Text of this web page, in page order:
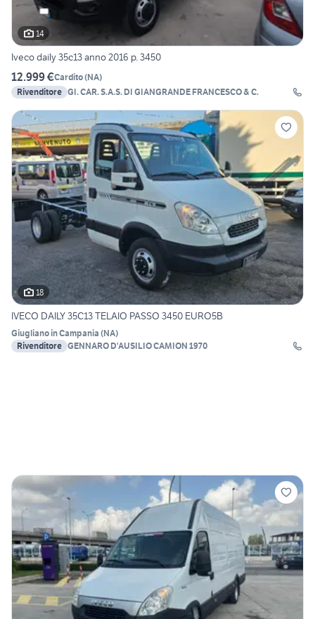
14
Iveco daily 35c13 anno 2016 p. 3450
12.999 €Cardito(NA)
Rivenditore GI. CAR. S.A.S. DI GIANGRANDE FRANCESCO & C.
18
IVECO DAILY 35C13 TELAIO PASSO 3450 EURO5B
Giugliano in Campania (NA)
Rivenditore GENNARO D'AUSILIO CAMION 1970